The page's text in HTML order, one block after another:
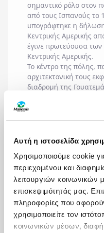
Αυτή η ιστοσελίδα
Χρησιμοποιούμε cookie
περιεχομένου και
λειτουργιών κοινωνικών
επισκεψιμότητάς μας.
πληροφορίες που
χρησιμοποιείτε τον
κοινωνικών μέσων,
σημαντικό ρόλο στον
από τους Ισπανούς το
υπογράφτηκε η
Κεντρικής Αμερικής
έγινε πρωτεύουσα
Κεντρικής Αμερικής.
Το κέντρο της πόλης,
αρχιτεκτονική τους
διαδρομή της
επισκέπτονται τη
ΙΔΑΝΙΚΟΣΟΙΚΟΓΕΝΕΙΑ ΜΕ
ΠΑΙΔΙΑ